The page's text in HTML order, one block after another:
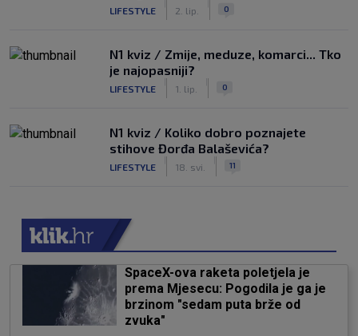
LIFESTYLE 2. lip. 0
N1 kviz / Zmije, meduze, komarci... Tko
je najopasniji?
LIFESTYLE 1. lip. 0
N1 kviz / Koliko dobro poznajete
stihove Đorđa Balaševića?
LIFESTYLE 18. svi. 11
SpaceX-ova raketa poletjela je
prema Mjesecu: Pogodila je ga je
brzinom "sedam puta brže od
zvuka"